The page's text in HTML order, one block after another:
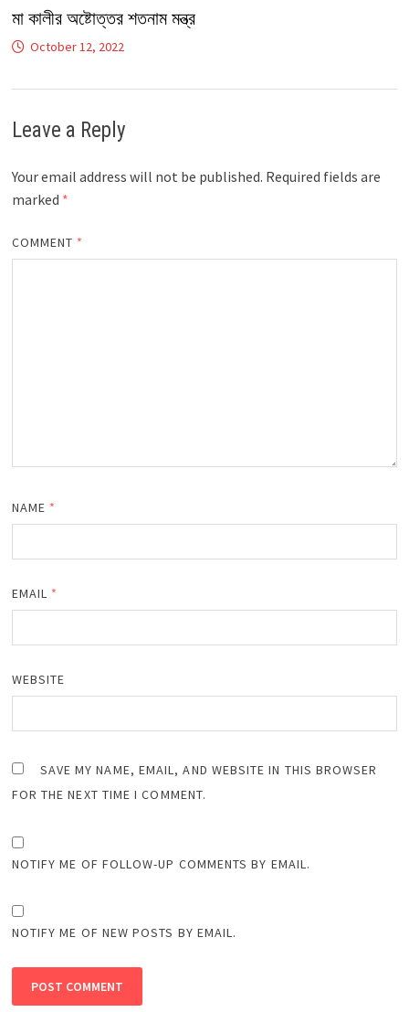
মা কালীর অষ্টোত্তর শতনাম মন্ত্র
October 12, 2022
Leave a Reply
Your email address will not be published. Required fields are
marked *
COMMENT *
NAME *
EMAIL *
WEBSITE
SAVE MY NAME, EMAIL, AND WEBSITE IN THIS BROWSER
FOR THE NEXT TIME I COMMENT.
NOTIFY ME OF FOLLOW-UP COMMENTS BY EMAIL.
NOTIFY ME OF NEW POSTS BY EMAIL.